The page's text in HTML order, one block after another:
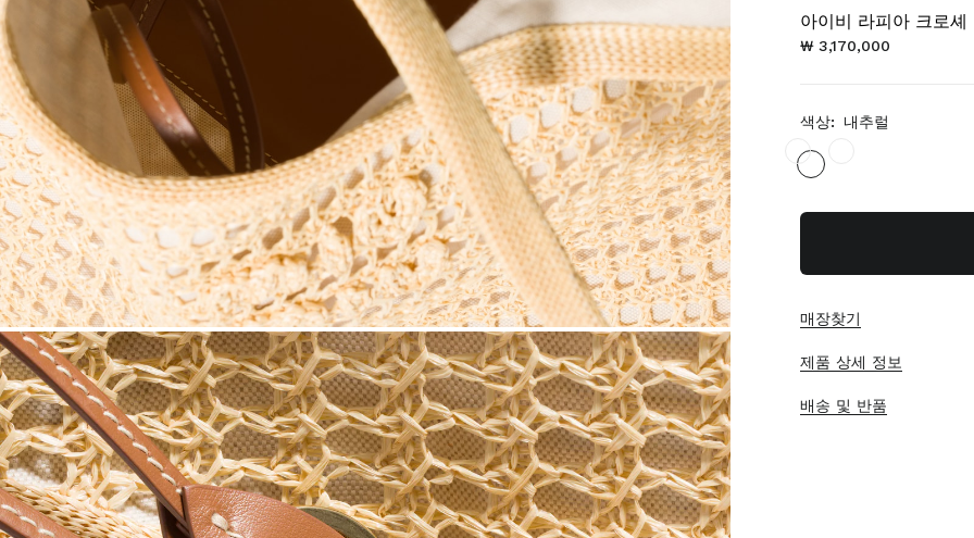
아이비 라피아 크로셰
₩ 3,170,000
색상: 내추럴
매장찾기
제품 상세 정보
배송 및 반품